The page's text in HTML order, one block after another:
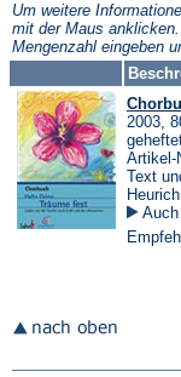
Um weitere
mit der Maus
Mengenzahl eingeben
2003,
Artikel-
Text